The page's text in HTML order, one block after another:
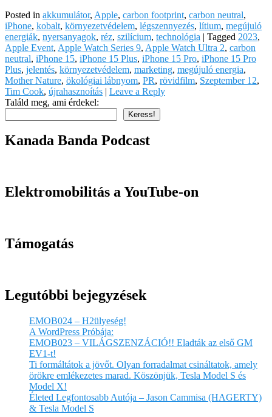
Posted in akkumulátor, Apple, carbon footprint, carbon neutral,
iPhone, kobalt, környezetvédelem, légszennyezés, lítium, megújuló
energiák, nyersanyagok, réz, szilícium, technológia | Tagged 2023,
Apple Event, Apple Watch Series 9, Apple Watch Ultra 2, carbon
neutral, iPhone 15, iPhone 15 Plus, iPhone 15 Pro, iPhone 15 Pro
Plus, jelentés, környezetvédelem, marketing, megújuló energia,
Mother Nature, ökológiai lábnyom, PR, rövidfilm, Szeptember 12,
Tim Cook, újrahasznoítás | Leave a Reply
Találd meg, ami érdekel:
Keress!
Kanada Banda Podcast
Elektromobilitás a YouTube-on
Támogatás
Legutóbbi bejegyzések
EMOB024 – H2ülyeség!
A WordPress Próbája:
EMOB023 – VILÁGSZENZÁCIÓ!! Eladták az első GM
EV1-t!
Ti formáltátok a jövőt. Olyan forradalmat csináltatok, amely
örökre emlékezetes marad. Köszönjük, Tesla Model S és
Model X!
Életed Legfontosabb Autója – Jason Cammisa (HAGERTY)
& Tesla Model S